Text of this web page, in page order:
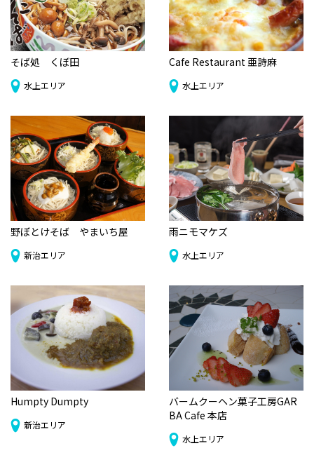
そば処 くぼ田
水上エリア
Cafe Restaurant 亜詩麻
水上エリア
野ぼとけそば やまいち屋
新治エリア
雨ニモマケズ
水上エリア
Humpty Dumpty
新治エリア
バームクーヘン菓子工房GAR
BA Cafe 本店
水上エリア